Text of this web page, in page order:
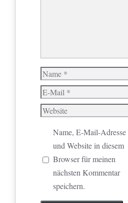
Name
E-
Mail
Website
Name, E-Mail-Adresse
und Website in diesem
Browser für meinen
nächsten Kommentar
speichern.